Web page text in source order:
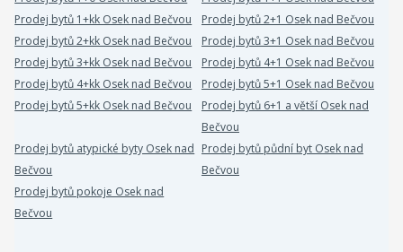
Prodej bytů 1+kk Osek nad Bečvou
Prodej bytů 2+1 Osek nad Bečvou
Prodej bytů 2+kk Osek nad Bečvou
Prodej bytů 3+1 Osek nad Bečvou
Prodej bytů 3+kk Osek nad Bečvou
Prodej bytů 4+1 Osek nad Bečvou
Prodej bytů 4+kk Osek nad Bečvou
Prodej bytů 5+1 Osek nad Bečvou
Prodej bytů 5+kk Osek nad Bečvou
Prodej bytů 6+1 a větší Osek nad
Bečvou
Prodej bytů atypické byty Osek nad
Bečvou
Prodej bytů půdní byt Osek nad
Bečvou
Prodej bytů pokoje Osek nad
Bečvou